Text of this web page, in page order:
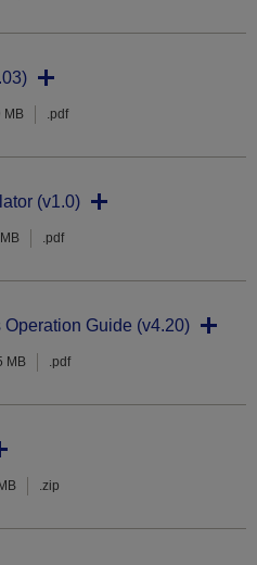
MB .pdf
(v1.0)
.pdf
Operation Guide (v4.20)
MB .pdf
.zip